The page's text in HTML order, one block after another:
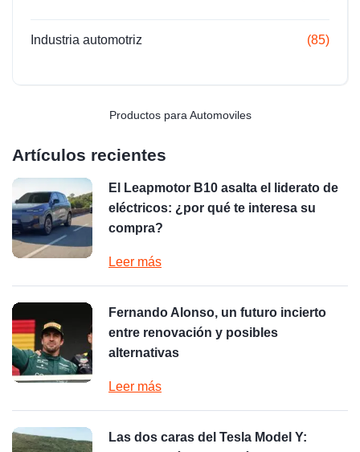
Industria automotriz (85)
Productos para Automoviles
Artículos recientes
El Leapmotor B10 asalta el liderato de
eléctricos: ¿por qué te interesa su
compra?
Leer más
Fernando Alonso, un futuro incierto
entre renovación y posibles
alternativas
Leer más
Las dos caras del Tesla Model Y: